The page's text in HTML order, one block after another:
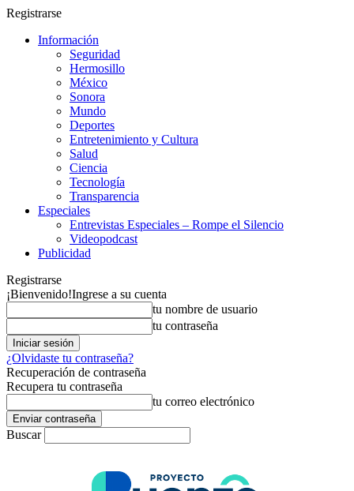
Registrarse
Información
Seguridad
Hermosillo
México
Sonora
Mundo
Deportes
Entretenimiento y Cultura
Salud
Ciencia
Tecnología
Transparencia
Especiales
Entrevistas Especiales – Rompe el Silencio
Videopodcast
Publicidad
Registrarse
¡Bienvenido!Ingrese a su cuenta
tu nombre de usuario
tu contraseña
¿Olvidaste tu contraseña?
Recuperación de contraseña
Recupera tu contraseña
tu correo electrónico
Buscar